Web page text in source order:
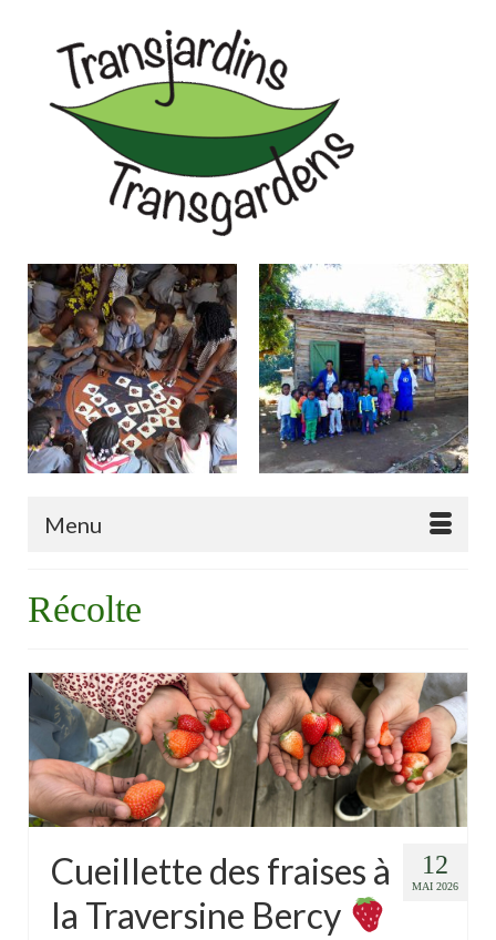
Menu
Récolte
12
MAI 2026
Cueillette des fraises à
la Traversine Bercy